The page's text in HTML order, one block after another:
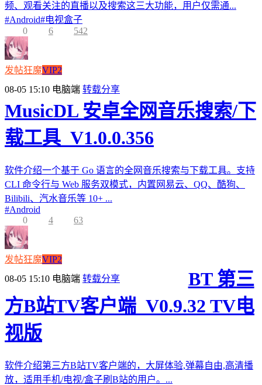
频、观看关注的直播以及搜索这三大功能，用户仅需通...
#Android#电视盒子
0
6 542
发帖狂魔VIP2
08-05 15:10 电脑端 转载分享
MusicDL 安卓全网音乐搜索/下
载工具_V1.0.0.356
软件介绍一个基于 Go 语言的全网音乐搜索与下载工具。支持
CLI 命令行与 Web 服务双模式，内置网易云、QQ、酷狗、
Bilibili、汽水音乐等 10+ ...
#Android
0
4 63
发帖狂魔VIP2
08-05 15:10 电脑端 转载分享
BT 第三
方B站TV客户端_V0.9.32 TV电
视版
软件介绍第三方B站TV客户端的，大屏体验,弹幕自由,高清播
放，适用手机/电视/盒子刷B站的用户。...